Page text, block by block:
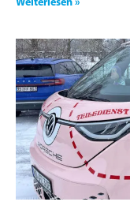
Weiterlesen »